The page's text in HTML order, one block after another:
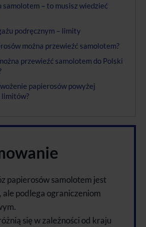
papierosów samolotem jest
ale podlega ograniczeniom
się w zależności od kraju
– to musisz wiedzieć
podręcznym – limity
można przewieźć samolotem?
przewieźć samolotem do Polski
papierosów powyżej
limitów?